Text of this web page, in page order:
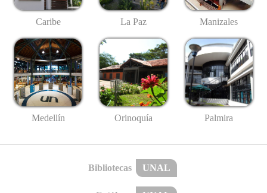
Caribe La Paz Manizales
Medellín Orinoquía Palmira
Bibliotecas UNAL